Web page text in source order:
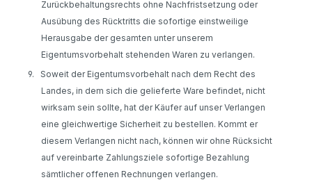
Zurückbehaltungsrechts ohne Nachfristsetzung oder
Ausübung des Rücktritts die sofortige einstweilige
Herausgabe der gesamten unter unserem
Eigentumsvorbehalt stehenden Waren zu verlangen.
9.
Soweit der Eigentumsvorbehalt nach dem Recht des
Landes, in dem sich die gelieferte Ware befindet, nicht
wirksam sein sollte, hat der Käufer auf unser Verlangen
eine gleichwertige Sicherheit zu bestellen. Kommt er
diesem Verlangen nicht nach, können wir ohne Rücksicht
auf vereinbarte Zahlungsziele sofortige Bezahlung
sämtlicher offenen Rechnungen verlangen.